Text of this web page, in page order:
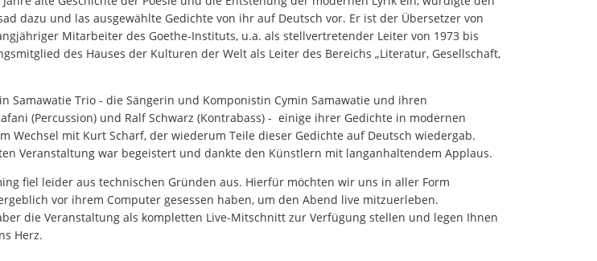
dazu und las ausgewählte Gedichte von ihr auf Deutsch vor. Er ist der Übersetzer von
Mitarbeiter des Goethe-Instituts, u.a. als stellvertretender Leiter von 1973 bis
des Hauses der Kulturen der Welt als Leiter des Bereichs „Literatur, Gesellschaft,
Samawatie Trio - die Sängerin und Komponistin Cymin Samawatie und ihren
(Percussion) und Ralf Schwarz (Kontrabass) - einige ihrer Gedichte in modernen
Wechsel mit Kurt Scharf, der wiederum Teile dieser Gedichte auf Deutsch wiedergab.
Veranstaltung war begeistert und dankte den Künstlern mit langanhaltendem Applaus.
fiel leider aus technischen Gründen aus. Hierfür möchten wir uns in aller Form
vor ihrem Computer gesessen haben, um den Abend live mitzuerleben.
die Veranstaltung als kompletten Live-Mitschnitt zur Verfügung stellen und legen Ihnen
Herz.